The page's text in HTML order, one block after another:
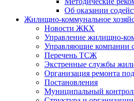
Об оказании
Жилищно-коммунальное
Новости ЖКХ
Управление жилищно-
Управляющие компании
Перечень ТСЖ
Экстренные службы
Организация ремонта
Постановления
Муниципальный